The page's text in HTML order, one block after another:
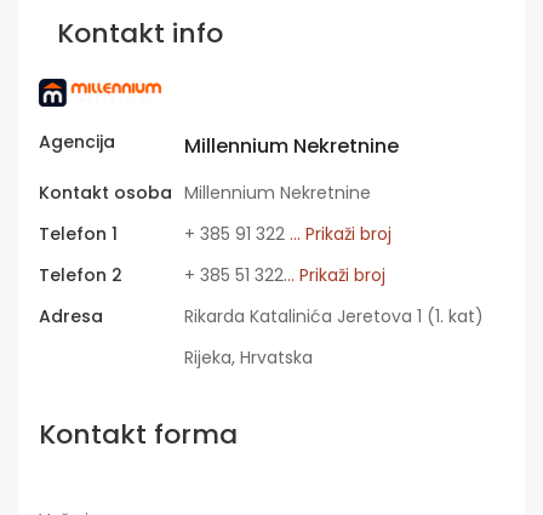
Kontakt info
Agencija Millennium Nekretnine
Kontakt osoba Millennium Nekretnine
Telefon 1
+ 385 91 322 ... Prikaži broj
Telefon 2
+ 385 51 322... Prikaži broj
Adresa
Rikarda Katalinića Jeretova 1 (1. kat)
Rijeka, Hrvatska
Kontakt forma